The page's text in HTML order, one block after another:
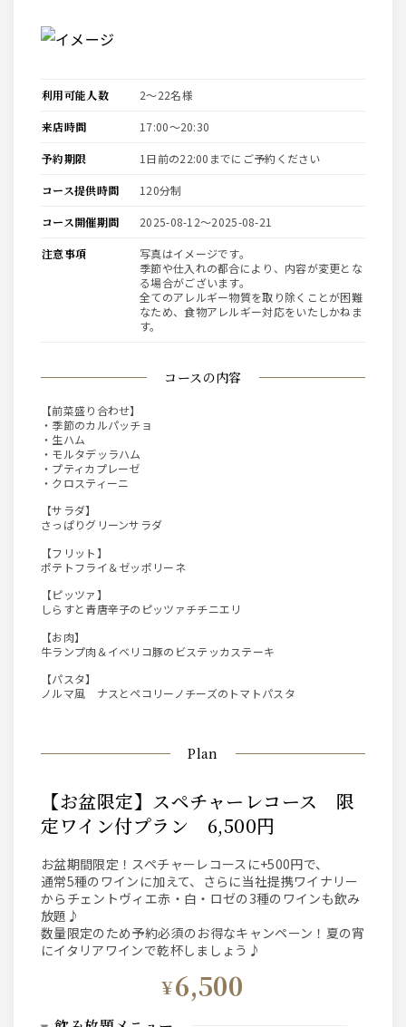
コースの内容
【前菜盛り合わせ】
・季節のカルパッチョ
・生ハム
・モルタデッラハム
・プティカプレーゼ
・クロスティーニ
【サラダ】
さっぱりグリーンサラダ
【フリット】
ポテトフライ＆ゼッポリーネ
【ピッツァ】
しらすと青唐辛子のピッツァチチニエリ
【お肉】
牛ランプ肉＆イベリコ豚のビステッカステーキ
【パスタ】
ノルマ風 ナスとペコリーノチーズのトマトパスタ
利用可能人数 2〜22名様
来店時間 17:00〜20:30
予約期限 1日前の22:00までにご予約ください
コース提供時間 120分制
コース開催期間 2025-08-12〜2025-08-21
注意事項
写真はイメージです。
季節や仕入れの都合により、内容が変更とな
る場合がございます。
全てのアレルギー物質を取り除くことが困難
なため、食物アレルギー対応をいたしかねま
す。
Plan
【お盆限定】スペチャーレコース 限
定ワイン付プラン 6,500円
お盆期間限定！スペチャーレコースに+500円で、
通常5種のワインに加えて、さらに当社提携ワイナリー
からチェントヴィエ赤・白・ロゼの3種のワインも飲み
放題♪
数量限定のため予約必須のお得なキャンペーン！夏の宵
にイタリアワインで乾杯しましょう♪
¥6,500